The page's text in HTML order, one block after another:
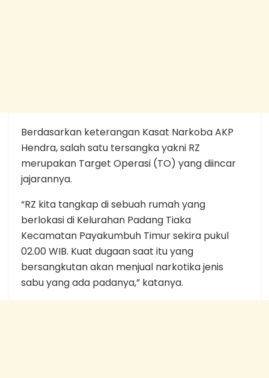
Berdasarkan keterangan Kasat Narkoba AKP
Hendra, salah satu tersangka yakni RZ
merupakan Target Operasi (TO) yang diincar
jajarannya.
“RZ kita tangkap di sebuah rumah yang
berlokasi di Kelurahan Padang Tiaka
Kecamatan Payakumbuh Timur sekira pukul
02.00 WIB. Kuat dugaan saat itu yang
bersangkutan akan menjual narkotika jenis
sabu yang ada padanya,” katanya.